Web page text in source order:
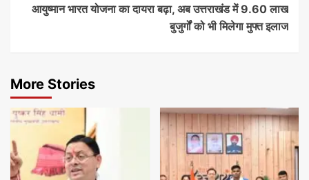
आयुष्मान भारत योजना का दायरा बढ़ा, अब उत्तराखंड में 9.60 लाख
बुजुर्गों को भी मिलेगा मुफ्त इलाज
More Stories